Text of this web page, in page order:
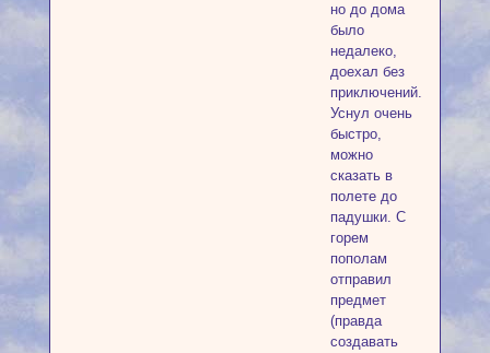
но до дома
было
недалеко,
доехал без
приключений.
Уснул очень
быстро,
можно
сказать в
полете до
падушки. С
горем
пополам
отправил
предмет
(правда
создавать